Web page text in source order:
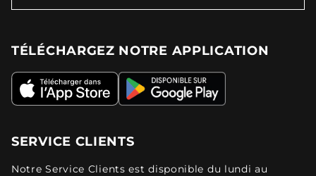
TÉLÉCHARGEZ NOTRE APPLICATION
SERVICE CLIENTS
Notre Service Clients est disponible du lundi au